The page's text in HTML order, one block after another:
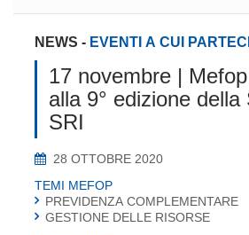
NEWS - EVENTI A CUI
17 novembre |
alla 9° edizione della
SRI
28 OTTOBRE 2020
TEMI MEFOP
PREVIDENZA COMPLEMENTARE
GESTIONE DELLE RISORSE